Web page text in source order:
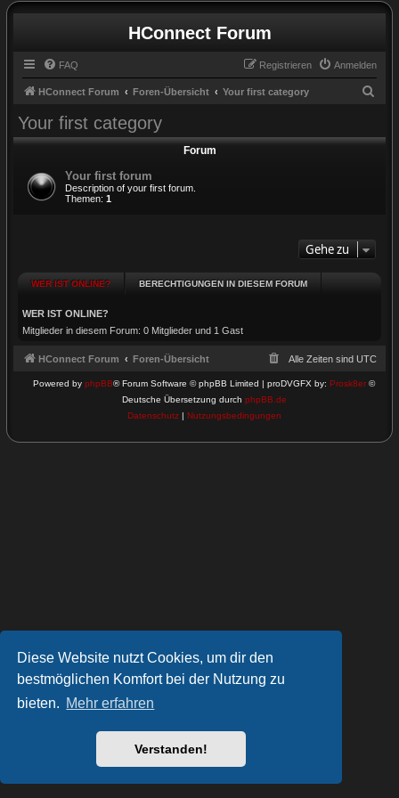
Diese Website nutzt Cookies, um dir den
bestmöglichen Komfort bei der Nutzung zu
bieten. Mehr erfahren
Verstanden!
HConnect Forum
FAQ Anmelden
Registrieren
HConnect Forum Foren-Übersicht Your first category
Your first category
Forum
Your first forum
Description of your first forum.
Themen: 1
Gehe zu
WER IST ONLINE? BERECHTIGUNGEN IN DIESEM FORUM
WER IST ONLINE?
Mitglieder in diesem Forum: 0 Mitglieder und 1 Gast
HConnect Forum Foren-Übersicht Alle Zeiten sind UTC
Powered by phpBB® Forum Software © phpBB Limited | proDVGFX by: Prosk8er ©
Deutsche Übersetzung durch phpBB.de
Datenschutz| Nutzungsbedingungen